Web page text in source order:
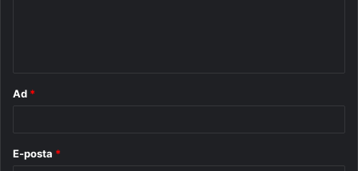
Ad *
E-posta *